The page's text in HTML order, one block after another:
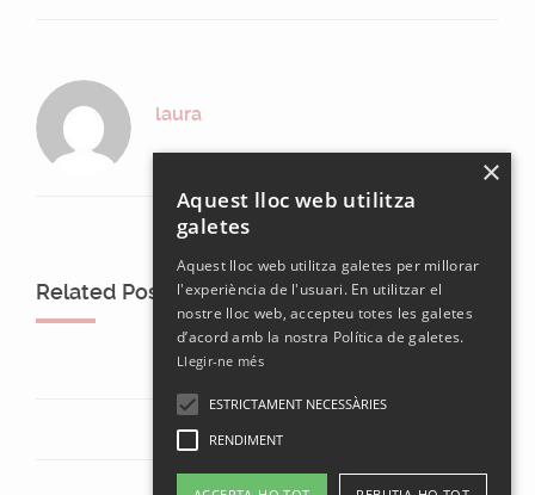
laura
Related Posts
×
Aquest lloc web utilitza
galetes
Aquest lloc web utilitza galetes per millorar
l'experiència de l'usuari. En utilitzar el
nostre lloc web, accepteu totes les galetes
d’acord amb la nostra Política de galetes.
Llegir-ne més
ESTRICTAMENT NECESSÀRIES
RENDIMENT